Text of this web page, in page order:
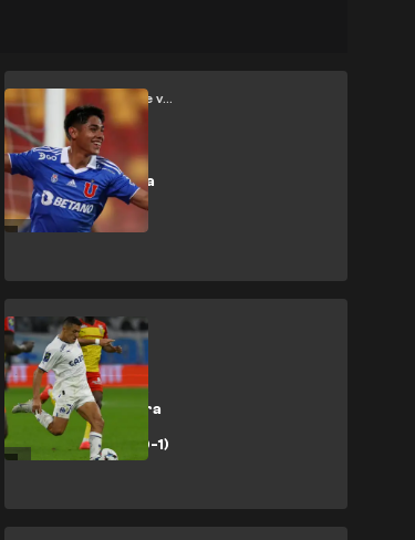
Universidad de Chile vs Everton CD
Opción de zafar
desaprovechada
Marsella vs Lens
Tercer lamento
consecutivo para
un Marsella que
cede terreno (0-1)